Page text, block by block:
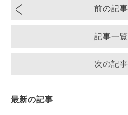
前の記事
記事一覧
次の記事
最新の記事